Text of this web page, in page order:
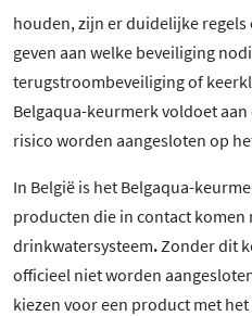
houden, zijn er duidelijke
geven aan welke beveiliging
terugstroombeveiliging of
Belgaqua-keurmerk voldoet
risico worden aangesloten op
In België is het Belgaqua-
producten die in contact komen
drinkwatersysteem. Zonder dit
officieel niet worden
kiezen voor een product met